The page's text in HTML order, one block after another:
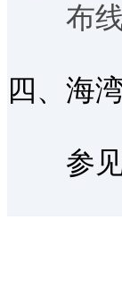
布线
四、海
参见